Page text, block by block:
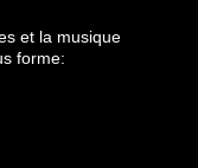
et la musique
forme: